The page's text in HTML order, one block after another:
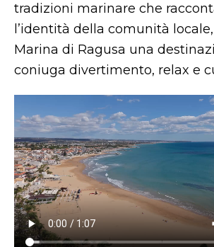
tradizioni marinare che
l’identità della comunità
Marina di Ragusa una
coniuga divertimento, relax e